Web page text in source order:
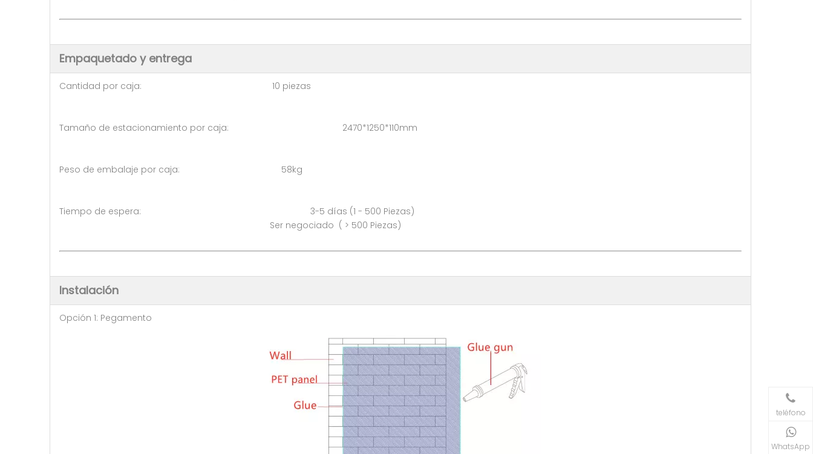
Empaquetado y entrega
Cantidad por caja: 10 piezas
Tamaño de estacionamiento por caja: 2470*1250*110mm
Peso de embalaje por caja: 58kg
Tiempo de espera: 3-5 días (1 - 500 Piezas)
Ser negociado ( > 500 Piezas)
Instalación
Opción 1: Pegamento
teléfono
WhatsApp